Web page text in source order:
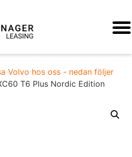
Volvo hos oss - nedan följer
T6 Plus Nordic Edition